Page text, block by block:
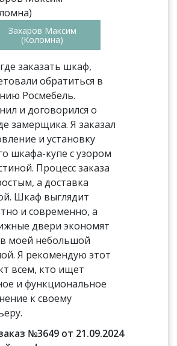
Захаров Максим
(Коломна)
заказать шкаф,
обратиться в
Росмебель.
и договорился о
замерщика. Я заказал
и установку
шкафа-купе с узором
Процесс заказа
а доставка
Шкаф выглядит
и современно, а
двери экономят
моей небольшой
Я рекомендую этот
всем, кто ищет
и функциональное
к своему
№3649 от 21.09.2024